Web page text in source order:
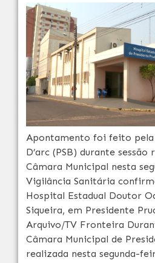
Apontamento foi feito pela
D’arc (PSB) durante sessão
Câmara Municipal nesta
Vigilância Sanitária
Hospital Estadual Doutor
Siqueira, em Presidente
Arquivo/TV Fronteira
Câmara Municipal de
realizada nesta segunda-